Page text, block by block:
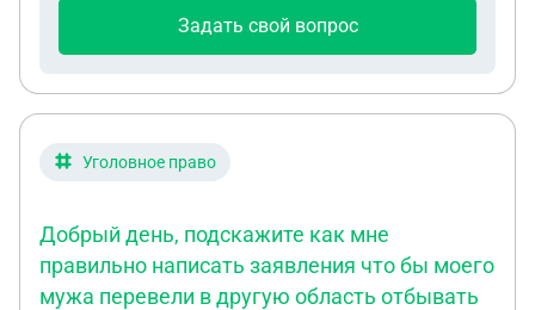
Задать свой вопрос
Уголовное право
Добрый день, подскажите как мне
правильно написать заявления что бы моего
мужа перевели в другую область отбывать